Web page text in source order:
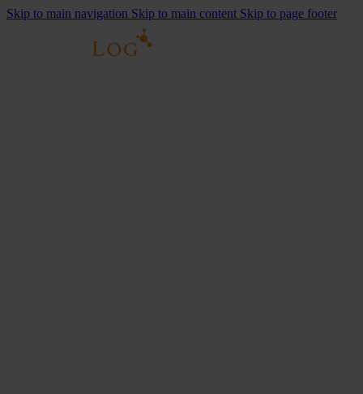
Skip to main navigation Skip to main content Skip to page footer